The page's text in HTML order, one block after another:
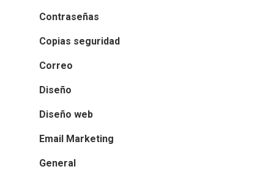
Contraseñas
Copias seguridad
Correo
Diseño
Diseño web
Email Marketing
General